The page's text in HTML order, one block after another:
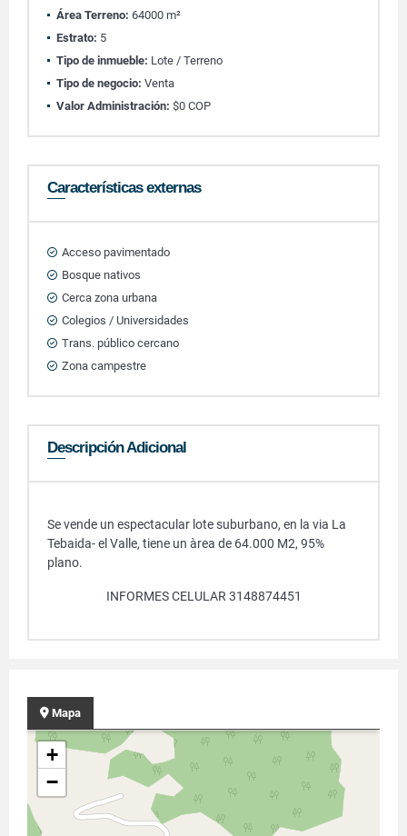
Área Terreno: 64000 m²
Estrato: 5
Tipo de inmueble: Lote / Terreno
Tipo de negocio: Venta
Valor Administración: $0 COP
Características externas
Acceso pavimentado
Bosque nativos
Cerca zona urbana
Colegios / Universidades
Trans. público cercano
Zona campestre
Descripción Adicional
Se vende un espectacular lote suburbano, en la via La
Tebaida- el Valle, tiene un àrea de 64.000 M2, 95%
plano.
INFORMES CELULAR 3148874451
Mapa
+
−